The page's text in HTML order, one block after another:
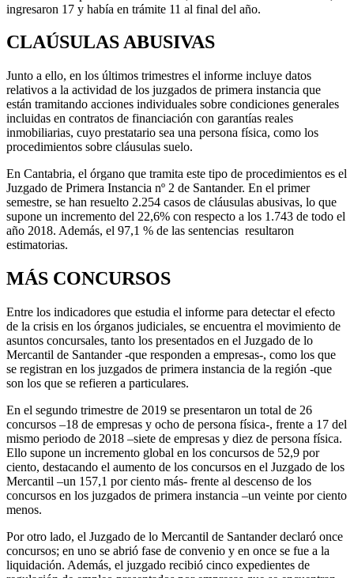
ingresaron 17 y había en trámite 11 al final del año.
CLAÚSULAS ABUSIVAS
Junto a ello, en los últimos trimestres el informe incluye datos
relativos a la actividad de los juzgados de primera instancia que
están tramitando acciones individuales sobre condiciones generales
incluidas en contratos de financiación con garantías reales
inmobiliarias, cuyo prestatario sea una persona física, como los
procedimientos sobre cláusulas suelo.
En Cantabria, el órgano que tramita este tipo de procedimientos es el
Juzgado de Primera Instancia nº 2 de Santander. En el primer
semestre, se han resuelto 2.254 casos de cláusulas abusivas, lo que
supone un incremento del 22,6% con respecto a los 1.743 de todo el
año 2018. Además, el 97,1 % de las sentencias resultaron
estimatorias.
MÁS CONCURSOS
Entre los indicadores que estudia el informe para detectar el efecto
de la crisis en los órganos judiciales, se encuentra el movimiento de
asuntos concursales, tanto los presentados en el Juzgado de lo
Mercantil de Santander -que responden a empresas-, como los que
se registran en los juzgados de primera instancia de la región -que
son los que se refieren a particulares.
En el segundo trimestre de 2019 se presentaron un total de 26
concursos –18 de empresas y ocho de persona física-, frente a 17 del
mismo periodo de 2018 –siete de empresas y diez de persona física.
Ello supone un incremento global en los concursos de 52,9 por
ciento, destacando el aumento de los concursos en el Juzgado de los
Mercantil –un 157,1 por ciento más- frente al descenso de los
concursos en los juzgados de primera instancia –un veinte por ciento
menos.
Por otro lado, el Juzgado de lo Mercantil de Santander declaró once
concursos; en uno se abrió fase de convenio y en once se fue a la
liquidación. Además, el juzgado recibió cinco expedientes de